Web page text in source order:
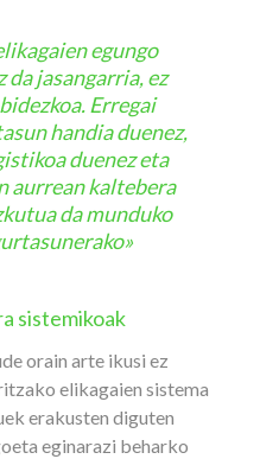
egungo
da jasangarria, ez
Erregai
handia duenez,
duenez eta
aurrean kaltebera
da munduko
»
sistemikoak
orain arte ikusi ez
elikagaien sistema
erakusten diguten
eginarazi beharko